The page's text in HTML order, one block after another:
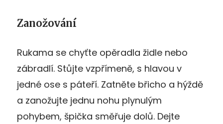
Zanožování
Rukama se chyťte opěradla židle nebo
zábradlí. Stůjte vzpřímeně, s hlavou v
jedné ose s páteří. Zatněte břicho a hýždě
a zanožujte jednu nohu plynulým
pohybem, špička směřuje dolů. Dejte